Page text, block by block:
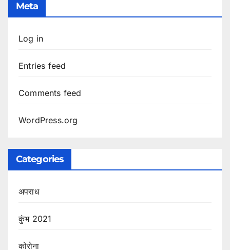
Meta
Log in
Entries feed
Comments feed
WordPress.org
Categories
अपराध
कुंभ 2021
कोरोना